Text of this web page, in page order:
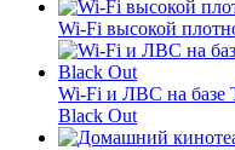
Wi-Fi высокой
Wi-Fi и ЛВС на базе
Black Out